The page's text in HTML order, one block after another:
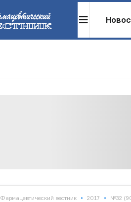
Фармацевтический вестник • 2017 • №32